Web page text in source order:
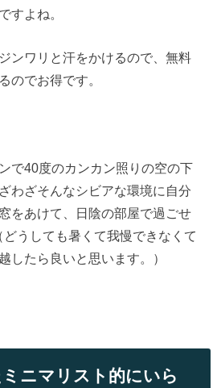
すよね。
ンワリと汗をかけるので、無料
のでお得です。
で40度のカンカン照りの空の下
わざそんなシビアな環境に自分
をあけて、日陰の部屋で過ごせ
うしても暑くて我慢できなくて
したら良いと思います。）
ニマリスト的にいら